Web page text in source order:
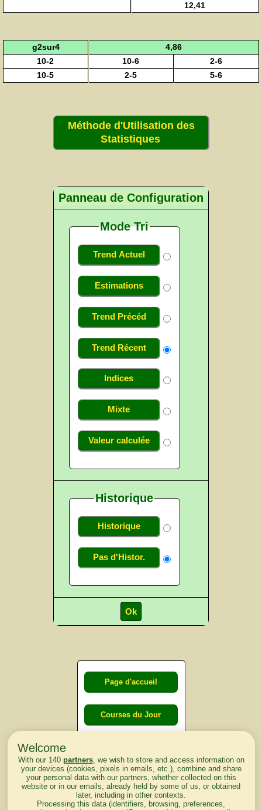
12,41
g2sur4
4,86
10-2
10-6
2-6
10-5
2-5 5-6
Méthode d'Utilisation des
Statistiques
Panneau de Configuration
Mode Tri
Trend Actuel
Estimations
Trend Précéd
Trend Récent
Indices
Mixte
Valeur calculée
Historique
Historique
Pas d'Histor.
Page d'accueil
Courses du Jour
lendemain
Courses
d'aujourd'hui
Welcome
With our 140 partners, we wish to store and access information on
your devices (cookies, pixels in emails, etc.), combine and share
your personal data with our partners, whether collected on this
website or in our emails, already held by some of us, or obtained
later, including in other contexts.
Processing this data (identifiers, browsing, preferences,